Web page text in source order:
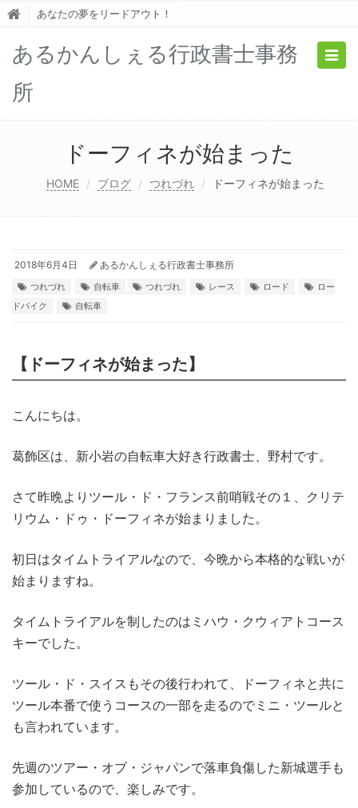
あなたの夢をリードアウト！
あるかんしぇる行政書士事務
所
ドーフィネが始まった
HOME ブログ つれづれ ドーフィネが始まった
2018年6月4日 あるかんしぇる行政書士事務所
つれづれ 自転車 つれづれ レース ロード
ロー
ドバイク
自転車
【ドーフィネが始まった】
こんにちは。
葛飾区は、新小岩の自転車大好き行政書士、野村です。
さて昨晩よりツール・ド・フランス前哨戦その１、クリテ
リウム・ドゥ・ドーフィネが始まりました。
初日はタイムトライアルなので、今晩から本格的な戦いが
始まりますね。
タイムトライアルを制したのはミハウ・クウィアトコース
キーでした。
ツール・ド・スイスもその後行われて、ドーフィネと共に
ツール本番で使うコースの一部を走るのでミニ・ツールと
も言われています。
先週のツアー・オブ・ジャパンで落車負傷した新城選手も
参加しているので、楽しみです。